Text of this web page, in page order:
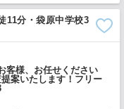
11分・袋原中学校3
客様、お任せください
案いたします！フリー